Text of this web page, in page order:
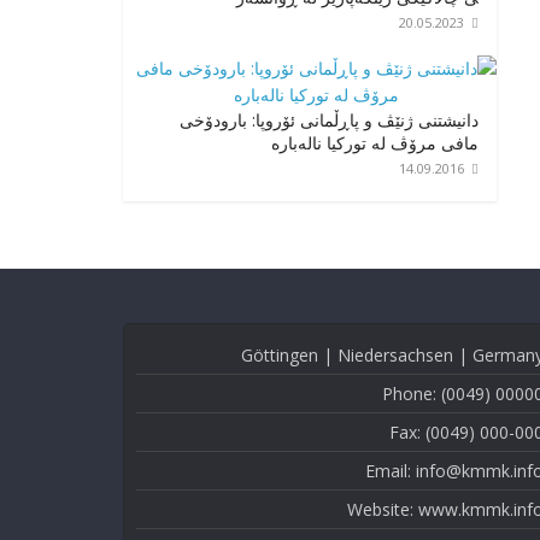
20.05.2023
دانیشتنی ژنێڤ و پاڕڵمانی ئۆروپا: بارودۆخی
مافی مرۆڤ لە تورکیا نالەبارە
14.09.2016
Göttingen | Niedersachsen |
Phone: (0049)
Fax: (0049) 000-
Email:
Website: